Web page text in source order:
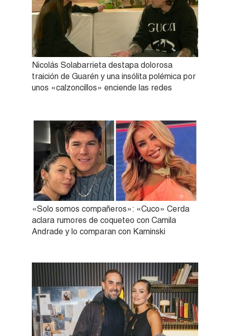
Nicolás Solabarrieta destapa dolorosa
traición de Guarén y una insólita polémica por
unos «calzoncillos» enciende las redes
«Solo somos compañeros»: «Cuco» Cerda
aclara rumores de coqueteo con Camila
Andrade y lo comparan con Kaminski